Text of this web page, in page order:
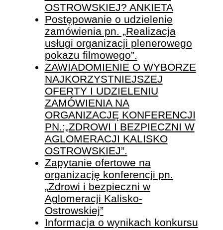
OSTROWSKIEJ? ANKIETA
Postępowanie o udzielenie
zamówienia pn. „Realizacja
usługi organizacji plenerowego
pokazu filmowego”.
ZAWIADOMIENIE O WYBORZE
NAJKORZYSTNIEJSZEJ
OFERTY I UDZIELENIU
ZAMÓWIENIA NA
ORGANIZACJĘ KONFERENCJI
PN.:„ZDROWI I BEZPIECZNI W
AGLOMERACJI KALISKO
OSTROWSKIEJ”.
Zapytanie ofertowe na
organizację konferencji pn.
„Zdrowi i bezpieczni w
Aglomeracji Kalisko-
Ostrowskiej”
Informacja o wynikach konkursu